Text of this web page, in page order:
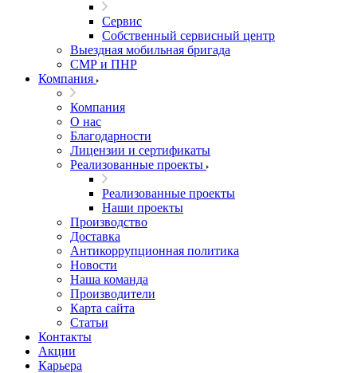
Сервис
Собственный сервисный центр
Выездная мобильная бригада
СМР и ПНР
Компания
Компания
О нас
Благодарности
Лицензии и сертификаты
Реализованные проекты
Реализованные проекты
Наши проекты
Производство
Доставка
Антикоррупционная политика
Новости
Наша команда
Производители
Карта сайта
Статьи
Контакты
Акции
Карьера